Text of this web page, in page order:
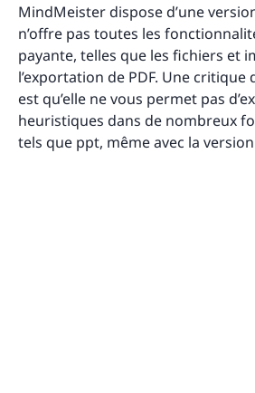
MindMeister dispose d’une
n’offre pas toutes les
payante, telles que les fichiers et
l’exportation de PDF. Une
est qu’elle ne vous permet pas
heuristiques dans de nombreux
tels que ppt, même avec la